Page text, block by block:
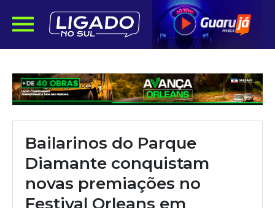
Bailarinos do Parque
Diamante conquistam
novas premiações no
Festival Orleans em